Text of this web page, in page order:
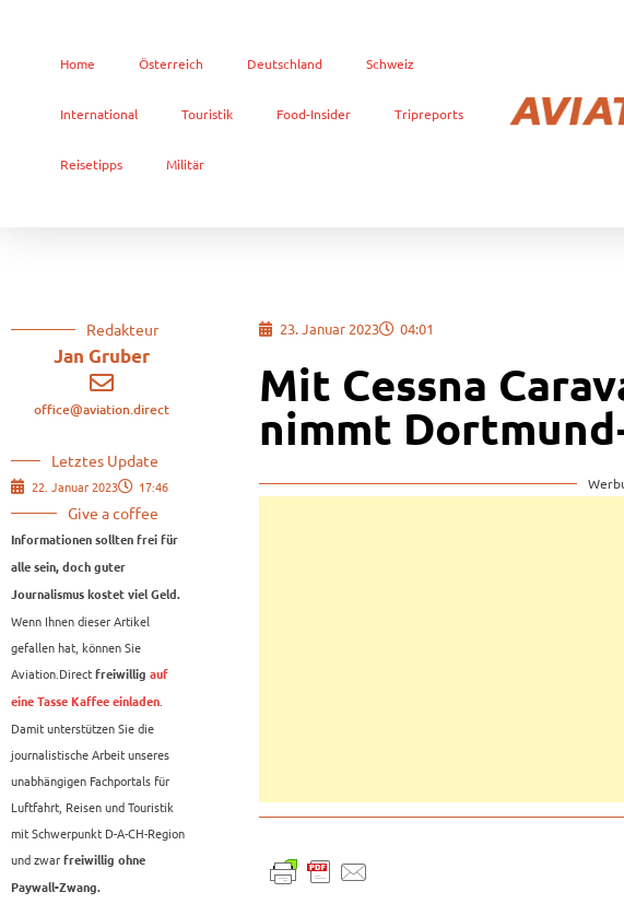
Home Österreich Deutschland Schweiz
International Touristik Food-Insider Tripreports
Reisetipps Militär
Redakteur
Jan Gruber
office@aviation.direct
Letztes Update
22. Januar 2023 17:46
Give a coffee
Informationen sollten frei für
alle sein, doch guter
Journalismus kostet viel Geld.
Wenn Ihnen dieser Artikel
gefallen hat, können Sie
Aviation.Direct freiwillig auf
eine Tasse Kaffee einladen
Damit unterstützen Sie die
journalistische Arbeit unseres
unabhängigen Fachportals für
Luftfahrt, Reisen und Touristik
mit Schwerpunkt D-A-CH-Region
und zwar freiwillig ohne
Paywall-Zwang.
23. Januar 2023 04:01
Mit Cessna
nimmt